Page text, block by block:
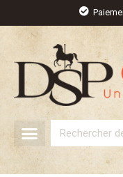
contenu
Rechercher